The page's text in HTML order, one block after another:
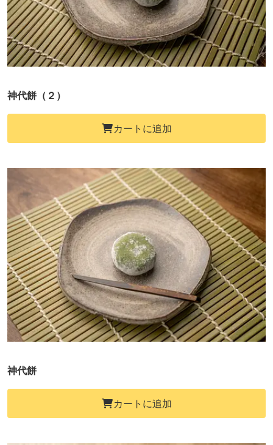
神代餅（２）
カートに追加
神代餅
カートに追加